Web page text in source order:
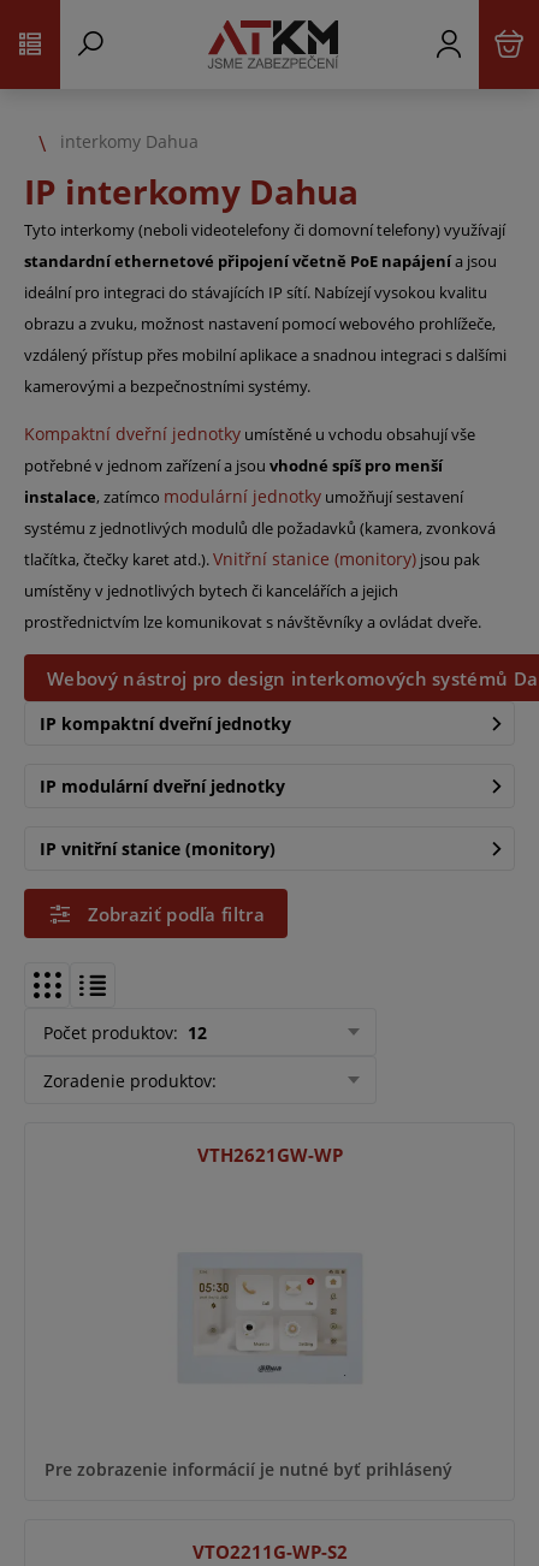
interkomy Dahua
IP interkomy Dahua
Tyto interkomy (neboli videotelefony či domovní telefony) využívají
standardní ethernetové připojení včetně PoE napájenía jsou
ideální pro integraci do stávajících IP sítí. Nabízejí vysokou kvalitu
obrazu a zvuku, možnost nastavení pomocí webového prohlížeče,
vzdálený přístup přes mobilní aplikace a snadnou integraci s dalšími
kamerovými a bezpečnostními systémy.
Kompaktní dveřní jednotky umístěné u vchodu obsahují vše
potřebné v jednom zařízení a jsou vhodné spíš pro menší
instalace, zatímco modulární jednotky umožňují sestavení
systému z jednotlivých modulů dle požadavků (kamera, zvonková
tlačítka, čtečky karet atd.).Vnitřní stanice (monitory) jsou pak
umístěny v jednotlivých bytech či kancelářích a jejich
prostřednictvím lze komunikovat s návštěvníky a ovládat dveře.
Webový nástroj pro design interkomových systémů
IP kompaktní dveřní jednotky
IP modulární dveřní jednotky
IP vnitřní stanice (monitory)
Zobraziť podľa filtra
Počet produktov: 12
Zoradenie produktov:
VTH2621GW-WP
Pre zobrazenie informácií je nutné byť prihlásený
VTO2211G-WP-S2